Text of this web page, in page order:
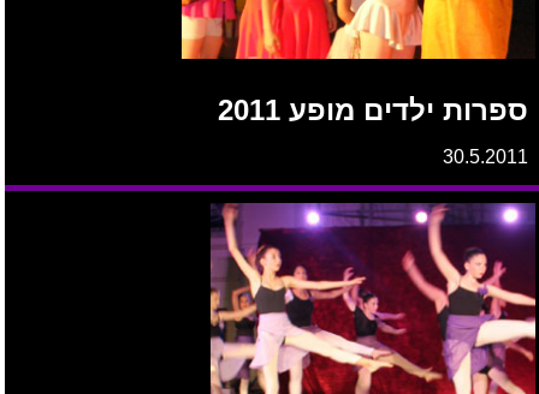
ספרות ילדים מופע 2011
30.5.2011